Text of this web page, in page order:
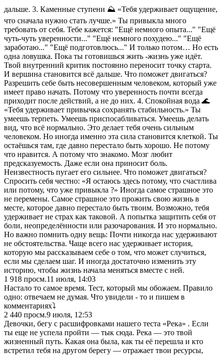
дальше. 3. Каменные ступени ⛰️ «Тебя удерживает ощущение,
что сначала нужно стать лучше.» Ты привыкла много
требовать от себя. Тебе кажется: "Ещё немного опыта..." "Ещё
чуть-чуть уверенности..." "Ещё немного похудею..." "Ещё
заработаю..." "Ещё подготовлюсь..." И только потом… Но есть
одна ловушка. Пока ты готовишься жить -жизнь уже идёт.
Твой внутренний критик постоянно переносит точку старта.
И вершина становится всё дальше. Что поможет двигаться?
Разрешить себе быть несовершенным человеком, который уже
имеет право начать. Потому что уверенность почти всегда
приходит после действий, а не до них. 4. Спокойная вода 🌊
«Тебя удерживает привычка сохранять стабильность.» Ты
умеешь терпеть. Умеешь приспосабливаться. Умеешь делать
вид, что всё нормально. Это делает тебя очень сильным
человеком. Но иногда именно эта сила становится клеткой. Ты
остаёшься там, где давно перестало быть хорошо. Не потому
что нравится. А потому что знакомо. Мозг любит
предсказуемость. Даже если она приносит боль.
Неизвестность пугает его сильнее. Что поможет двигаться?
Спросить себя честно: «Я остаюсь здесь потому, что счастлива
или потому, что уже привыкла ?» Иногда самое страшное это
не перемены. Самое страшное это прожить свою жизнь в
месте, которое давно перестало быть твоим. Возможно, тебя
удерживает не страх как таковой. А попытка защитить себя от
боли, неопределённости или разочарования. И это нормально.
Но важно помнить одну вещь: Почти никогда нас удерживают
не обстоятельства. Чаще всего нас удерживает история,
которую мы рассказываем себе о том, что может случиться,
если мы сделаем шаг. И иногда достаточно изменить эту
историю, чтобы жизнь начала меняться вместе с ней.
1 918 просм.11 июля, 14:03
Настало то самое время. Тест, который мы обожаем. Правило
одно: отвечаем не думая. Что увидели - то и пишем в
комментариях⤵️
2 440 просм.9 июля, 12:53
Девочки, бегу с расшифровками нашего теста «Река» . Если
ты еще не успела пройти — тык сюда. Река — это твой
жизненный путь. Какая она была, как ты её перешла и кто
встретил тебя на другом берегу — отражает твои ресурсы,